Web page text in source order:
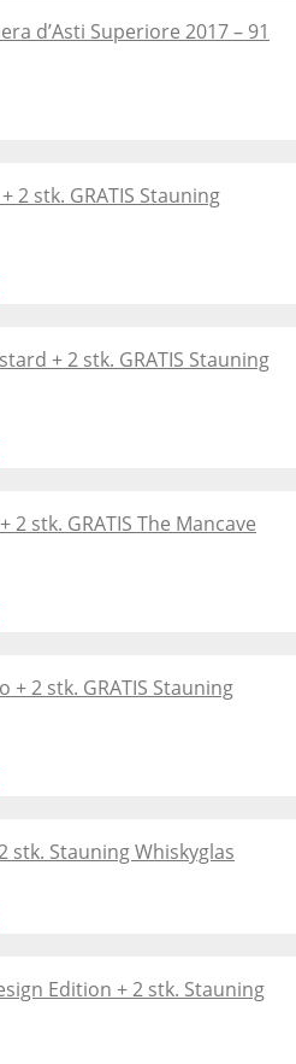
d’Asti Superiore 2017 – 91
2 stk. GRATIS Stauning
+ 2 stk. GRATIS Stauning
2 stk. GRATIS The Mancave
+ 2 stk. GRATIS Stauning
stk. Stauning Whiskyglas
Edition + 2 stk. Stauning